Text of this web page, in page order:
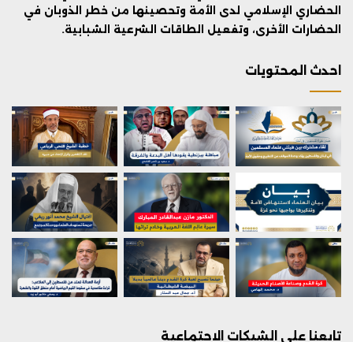
الحضاري الإسلامي لدى الأمة وتحصينها من خطر الذوبان في
الحضارات الأخرى، وتفعيل الطاقات الشرعية الشبابية.
احدث المحتويات
تابعنا على الشبكات الاجتماعية